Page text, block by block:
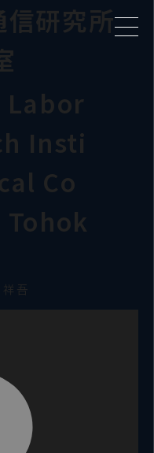
信研究所
Labor
Insti
Co
吾